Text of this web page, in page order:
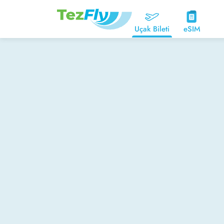
Uçak Bileti eSIM